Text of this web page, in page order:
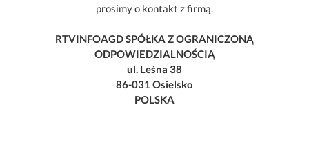
prosimy o kontakt z firmą.
RTVINFOAGD SPÓŁKA Z OGRANICZONĄ
ODPOWIEDZIALNOŚCIĄ
ul. Leśna 38
86-031 Osielsko
POLSKA